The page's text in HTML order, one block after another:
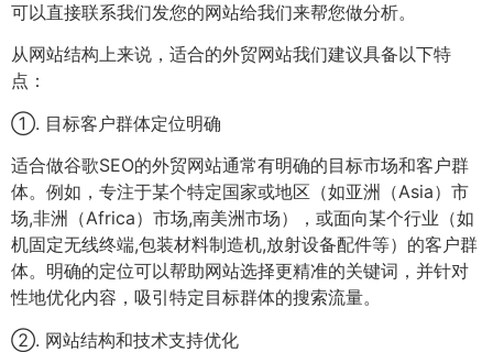
可以直接联系我们发您的网站给我们来帮您做分析。
从网站结构上来说，适合的外贸网站我们建议具备以下特
点：
①. 目标客户群体定位明确
适合做谷歌SEO的外贸网站通常有明确的目标市场和客户群
体。例如，专注于某个特定国家或地区（如亚洲（Asia）市
场,非洲（Africa）市场,南美洲市场），或面向某个行业（如
机固定无线终端,包装材料制造机,放射设备配件等）的客户群
体。明确的定位可以帮助网站选择更精准的关键词，并针对
性地优化内容，吸引特定目标群体的搜索流量。
②. 网站结构和技术支持优化